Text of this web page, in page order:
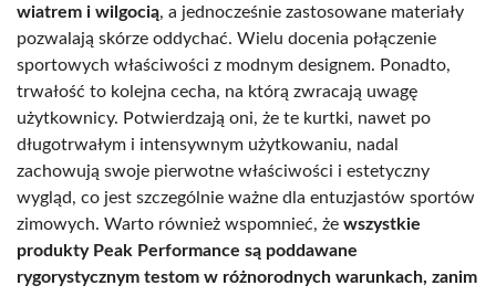
wiatrem i wilgocią, a jednocześnie zastosowane materiały
pozwalają skórze oddychać. Wielu docenia połączenie
sportowych właściwości z modnym designem. Ponadto,
trwałość to kolejna cecha, na którą zwracają uwagę
użytkownicy. Potwierdzają oni, że te kurtki, nawet po
długotrwałym i intensywnym użytkowaniu, nadal
zachowują swoje pierwotne właściwości i estetyczny
wygląd, co jest szczególnie ważne dla entuzjastów sportów
zimowych. Warto również wspomnieć, że wszystkie
produkty Peak Performance są poddawane
rygorystycznym testom w różnorodnych warunkach, zanim